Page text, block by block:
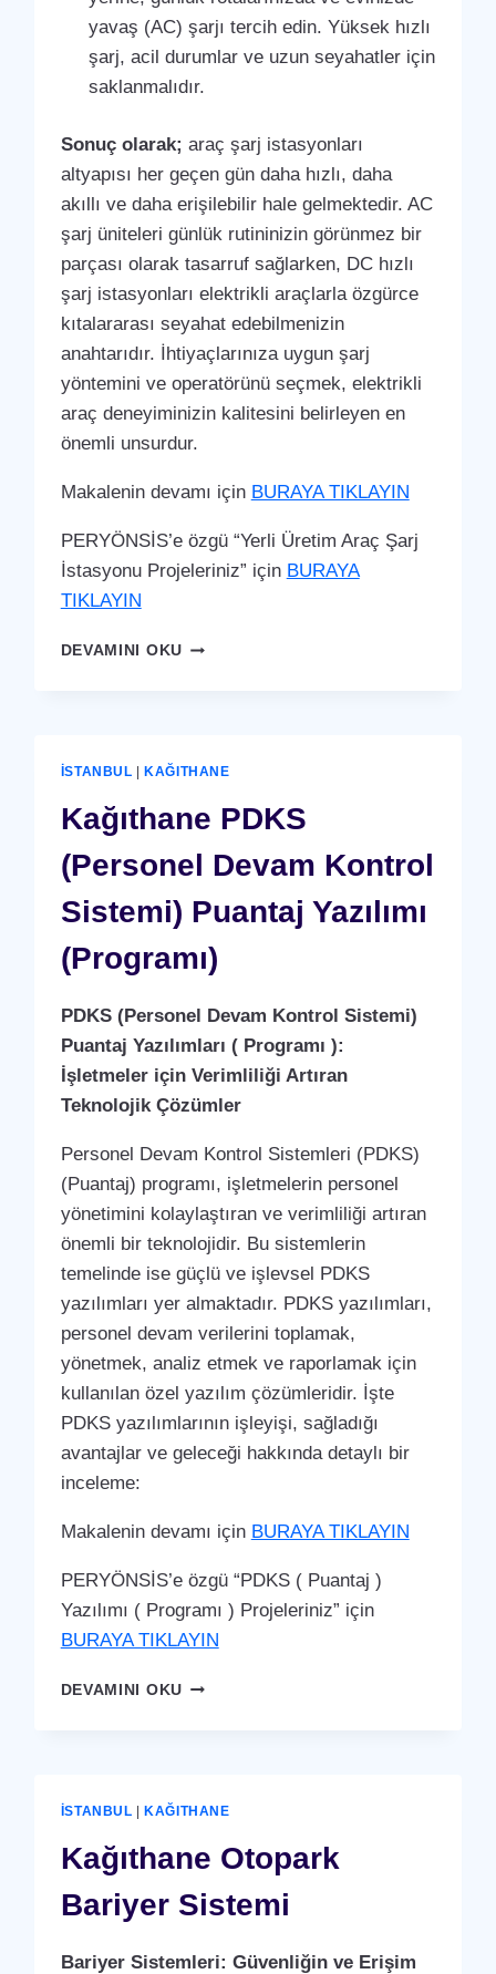
yavaş (AC) şarjı tercih edin. Yüksek hızlı
şarj, acil durumlar ve uzun seyahatler için
saklanmalıdır.
Sonuç olarak; araç şarj istasyonları
altyapısı her geçen gün daha hızlı, daha
akıllı ve daha erişilebilir hale gelmektedir. AC
şarj üniteleri günlük rutininizin görünmez bir
parçası olarak tasarruf sağlarken, DC hızlı
şarj istasyonları elektrikli araçlarla özgürce
kıtalararası seyahat edebilmenizin
anahtarıdır. İhtiyaçlarınıza uygun şarj
yöntemini ve operatörünü seçmek, elektrikli
araç deneyiminizin kalitesini belirleyen en
önemli unsurdur.
Makalenin devamı için BURAYA TIKLAYIN
PERYÖNSİS’e özgü “Yerli Üretim Araç Şarj
İstasyonu Projeleriniz” için BURAYA
TIKLAYIN
DEVAMINI OKUKAĞITHANE
İSTANBUL KAĞITHANE
Kağıthane PDKS
(Personel Devam Kontrol
Sistemi) Puantaj Yazılımı
(Programı)
PDKS (Personel Devam Kontrol Sistemi)
Puantaj Yazılımları ( Programı ):
İşletmeler için Verimliliği Artıran
Teknolojik Çözümler
Personel Devam Kontrol Sistemleri (PDKS)
(Puantaj) programı, işletmelerin personel
yönetimini kolaylaştıran ve verimliliği artıran
önemli bir teknolojidir. Bu sistemlerin
temelinde ise güçlü ve işlevsel PDKS
yazılımları yer almaktadır. PDKS yazılımları,
personel devam verilerini toplamak,
yönetmek, analiz etmek ve raporlamak için
kullanılan özel yazılım çözümleridir. İşte
PDKS yazılımlarının işleyişi, sağladığı
avantajlar ve geleceği hakkında detaylı bir
inceleme:
Makalenin devamı için BURAYA TIKLAYIN
PERYÖNSİS’e özgü “PDKS ( Puantaj )
Yazılımı ( Programı ) Projeleriniz” için
BURAYA TIKLAYIN
DEVAMINI OKUKAĞITHANE
YAZILIMI
(PROGRAMI)
İSTANBUL KAĞITHANE
Kağıthane Otopark
Bariyer Sistemi
Bariyer Sistemleri: Güvenliğin ve Erişim